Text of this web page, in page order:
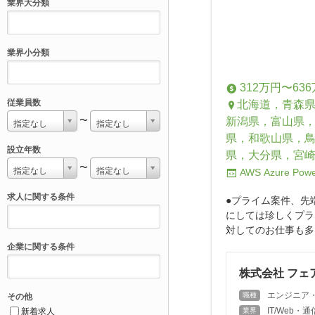
業界大分類
業界小分類
従業員数
指定なし 〜 指定なし
設立年数
指定なし 〜 指定なし
求人に関する条件
企業に関する条件
その他
新着求人
312万円〜636
北海道，青森
新潟県，富山県
県，和歌山県，
県，大分県，宮
AWS Azure
●プライム案件、先
にしては珍しくプ
対してのお仕事も
株式会社 フェ
職種 エンジニア
業界 IT/Web・通